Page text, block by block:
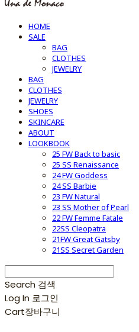
HOME
SALE
BAG
CLOTHES
JEWELRY
BAG
CLOTHES
JEWELRY
SHOES
SKINCARE
ABOUT
LOOKBOOK
25 FW Back to basic
25 SS Renaissance
24 FW Goddess
24 SS Barbie
23 FW Natural
23 SS Mother of Pearl
22 FW Femme Fatale
22SS Cleopatra
21FW Great Gatsby
21SS Secret Garden
Search 검색
Log In 로그인
Cart장바구니